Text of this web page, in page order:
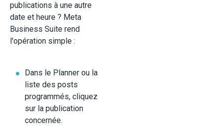
publications à une autre
date et heure ? Meta
Business Suite rend
l'opération simple :
Dans le Planner ou la
liste des posts
programmés, cliquez
sur la publication
concernée.